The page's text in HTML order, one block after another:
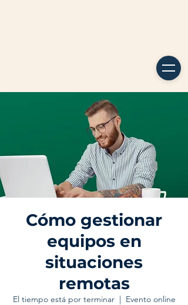
Cómo gestionar
equipos en
situaciones
remotas
El tiempo está por terminar
  |
Evento online